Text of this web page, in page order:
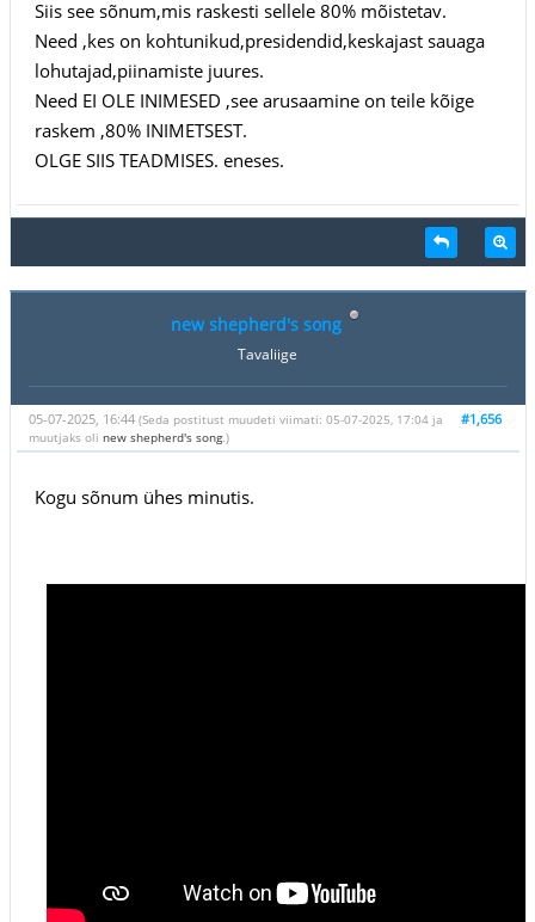
Siis see sõnum,mis raskesti sellele 80% mõistetav.
Need ,kes on kohtunikud,presidendid,keskajast sauaga
lohutajad,piinamiste juures.
Need EI OLE INIMESED ,see arusaamine on teile kõige
raskem ,80% INIMETSEST.
OLGE SIIS TEADMISES. eneses.
new shepherd's song
Tavaliige
#1,656
05-07-2025, 16:44 (Seda postitust muudeti viimati: 05-07-2025, 17:04 ja
muutjaks oli new shepherd's song.)
Kogu sõnum ühes minutis.